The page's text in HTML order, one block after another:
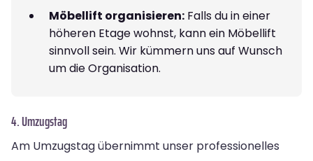
Möbellift organisieren: Falls du in einer
höheren Etage wohnst, kann ein Möbellift
sinnvoll sein. Wir kümmern uns auf Wunsch
um die Organisation.
4. Umzugstag
Am Umzugstag übernimmt unser professionelles